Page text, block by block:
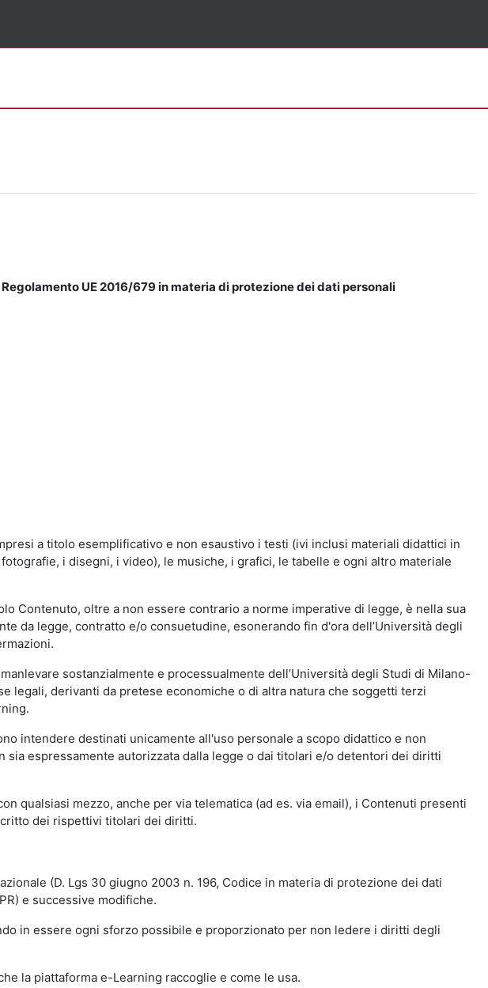
UE 2016/679 in materia di protezione dei dati personali
a titolo esemplificativo e non esaustivo i testi (ivi inclusi materiali didattici in
i disegni, i video), le musiche, i grafici, le tabelle e ogni altro materiale
Contenuto, oltre a non essere contrario a norme imperative di legge, è nella sua
da legge, contratto e/o consuetudine, esonerando fin d'ora dell’Università degli
sostanzialmente e processualmente dell’Università degli Studi di Milano-
legali, derivanti da pretese economiche o di altra natura che soggetti terzi
intendere destinati unicamente all'uso personale a scopo didattico e non
espressamente autorizzata dalla legge o dai titolari e/o detentori dei diritti
qualsiasi mezzo, anche per via telematica (ad es. via email), i Contenuti presenti
dei rispettivi titolari dei diritti.
(D. Lgs 30 giugno 2003 n. 196, Codice in materia di protezione dei dati
e successive modifiche.
in essere ogni sforzo possibile e proporzionato per non ledere i diritti degli
la piattaforma e-Learning raccoglie e come le usa.